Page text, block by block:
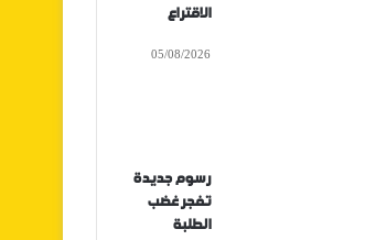
الاقتراع
05/08/2026
رسوم جديدة
تفجر غضب
الطلبة